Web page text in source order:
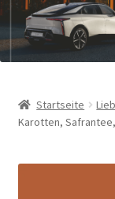
Warenkunde
Rezepte
Termine
Startseite
Karotten,